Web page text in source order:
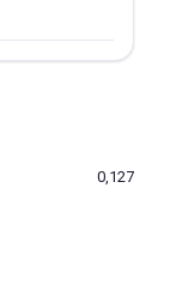
0,127